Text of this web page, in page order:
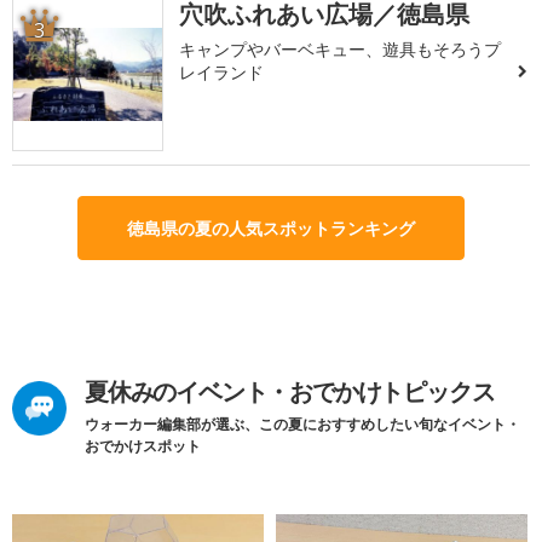
3 穴吹ふれあい広場／徳島県
キャンプやバーベキュー、遊具もそろうプ
レイランド
徳島県の夏の人気スポットランキング
夏休みのイベント・おでかけトピックス
ウォーカー編集部が選ぶ、この夏におすすめしたい旬なイベント・
おでかけスポット